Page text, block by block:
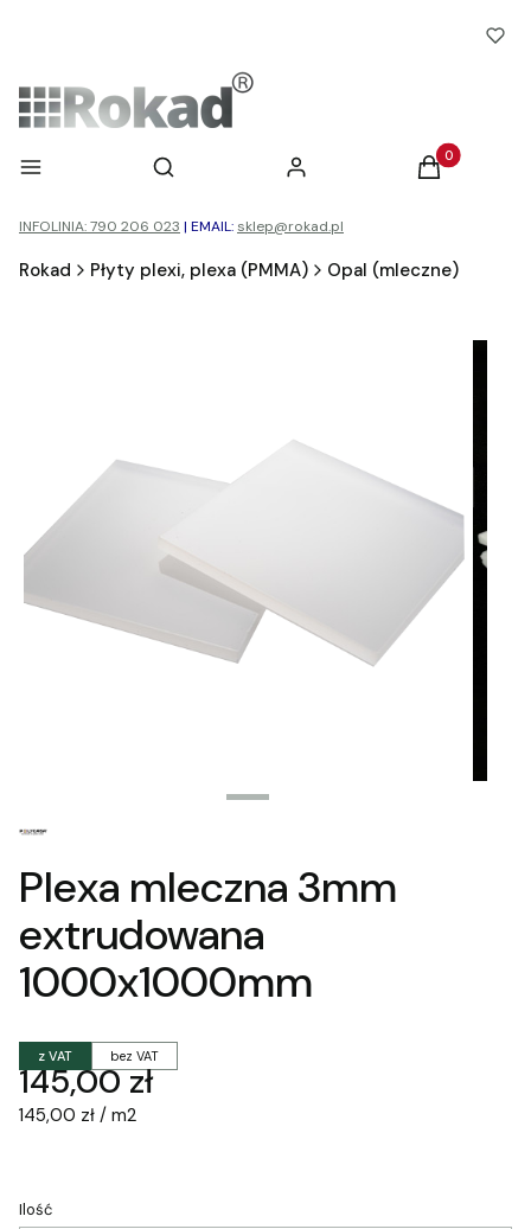
Menu Otwórz wyszukiwarkę
Szukaj Zaloguj się Produkty w
Koszyk
INFOLINIA: 790 206 023 | EMAIL: sklep@rokad.pl
Rokad Płyty plexi, plexa (PMMA) Opal (mleczne)
Plexa mleczna 3mm
extrudowana
1000x1000mm
z VAT bez VAT
Cena
145,00 zł
145,00 zł / m2
Ilość